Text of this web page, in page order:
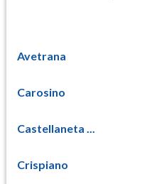
Avetrana
Carosino
Castellaneta ...
Crispiano